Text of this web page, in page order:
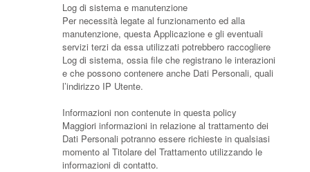
Log di sistema e manutenzione
Per necessità legate al funzionamento ed alla
manutenzione, questa Applicazione e gli eventuali
servizi terzi da essa utilizzati potrebbero raccogliere
Log di sistema, ossia file che registrano le interazioni
e che possono contenere anche Dati Personali, quali
l’indirizzo IP Utente.
Informazioni non contenute in questa policy
Maggiori informazioni in relazione al trattamento dei
Dati Personali potranno essere richieste in qualsiasi
momento al Titolare del Trattamento utilizzando le
informazioni di contatto.